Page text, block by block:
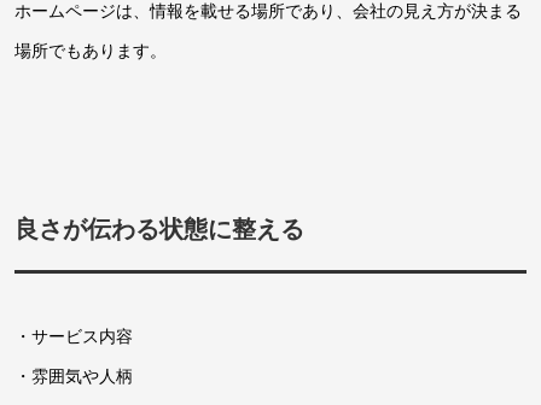
ホームページは、情報を載せる場所であり、会社の見え方が決まる
場所でもあります。
良さが伝わる状態に整える
・サービス内容
・雰囲気や人柄